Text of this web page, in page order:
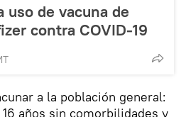
uso de vacuna de
contra COVID-19
a la población general:
años sin comorbilidades y